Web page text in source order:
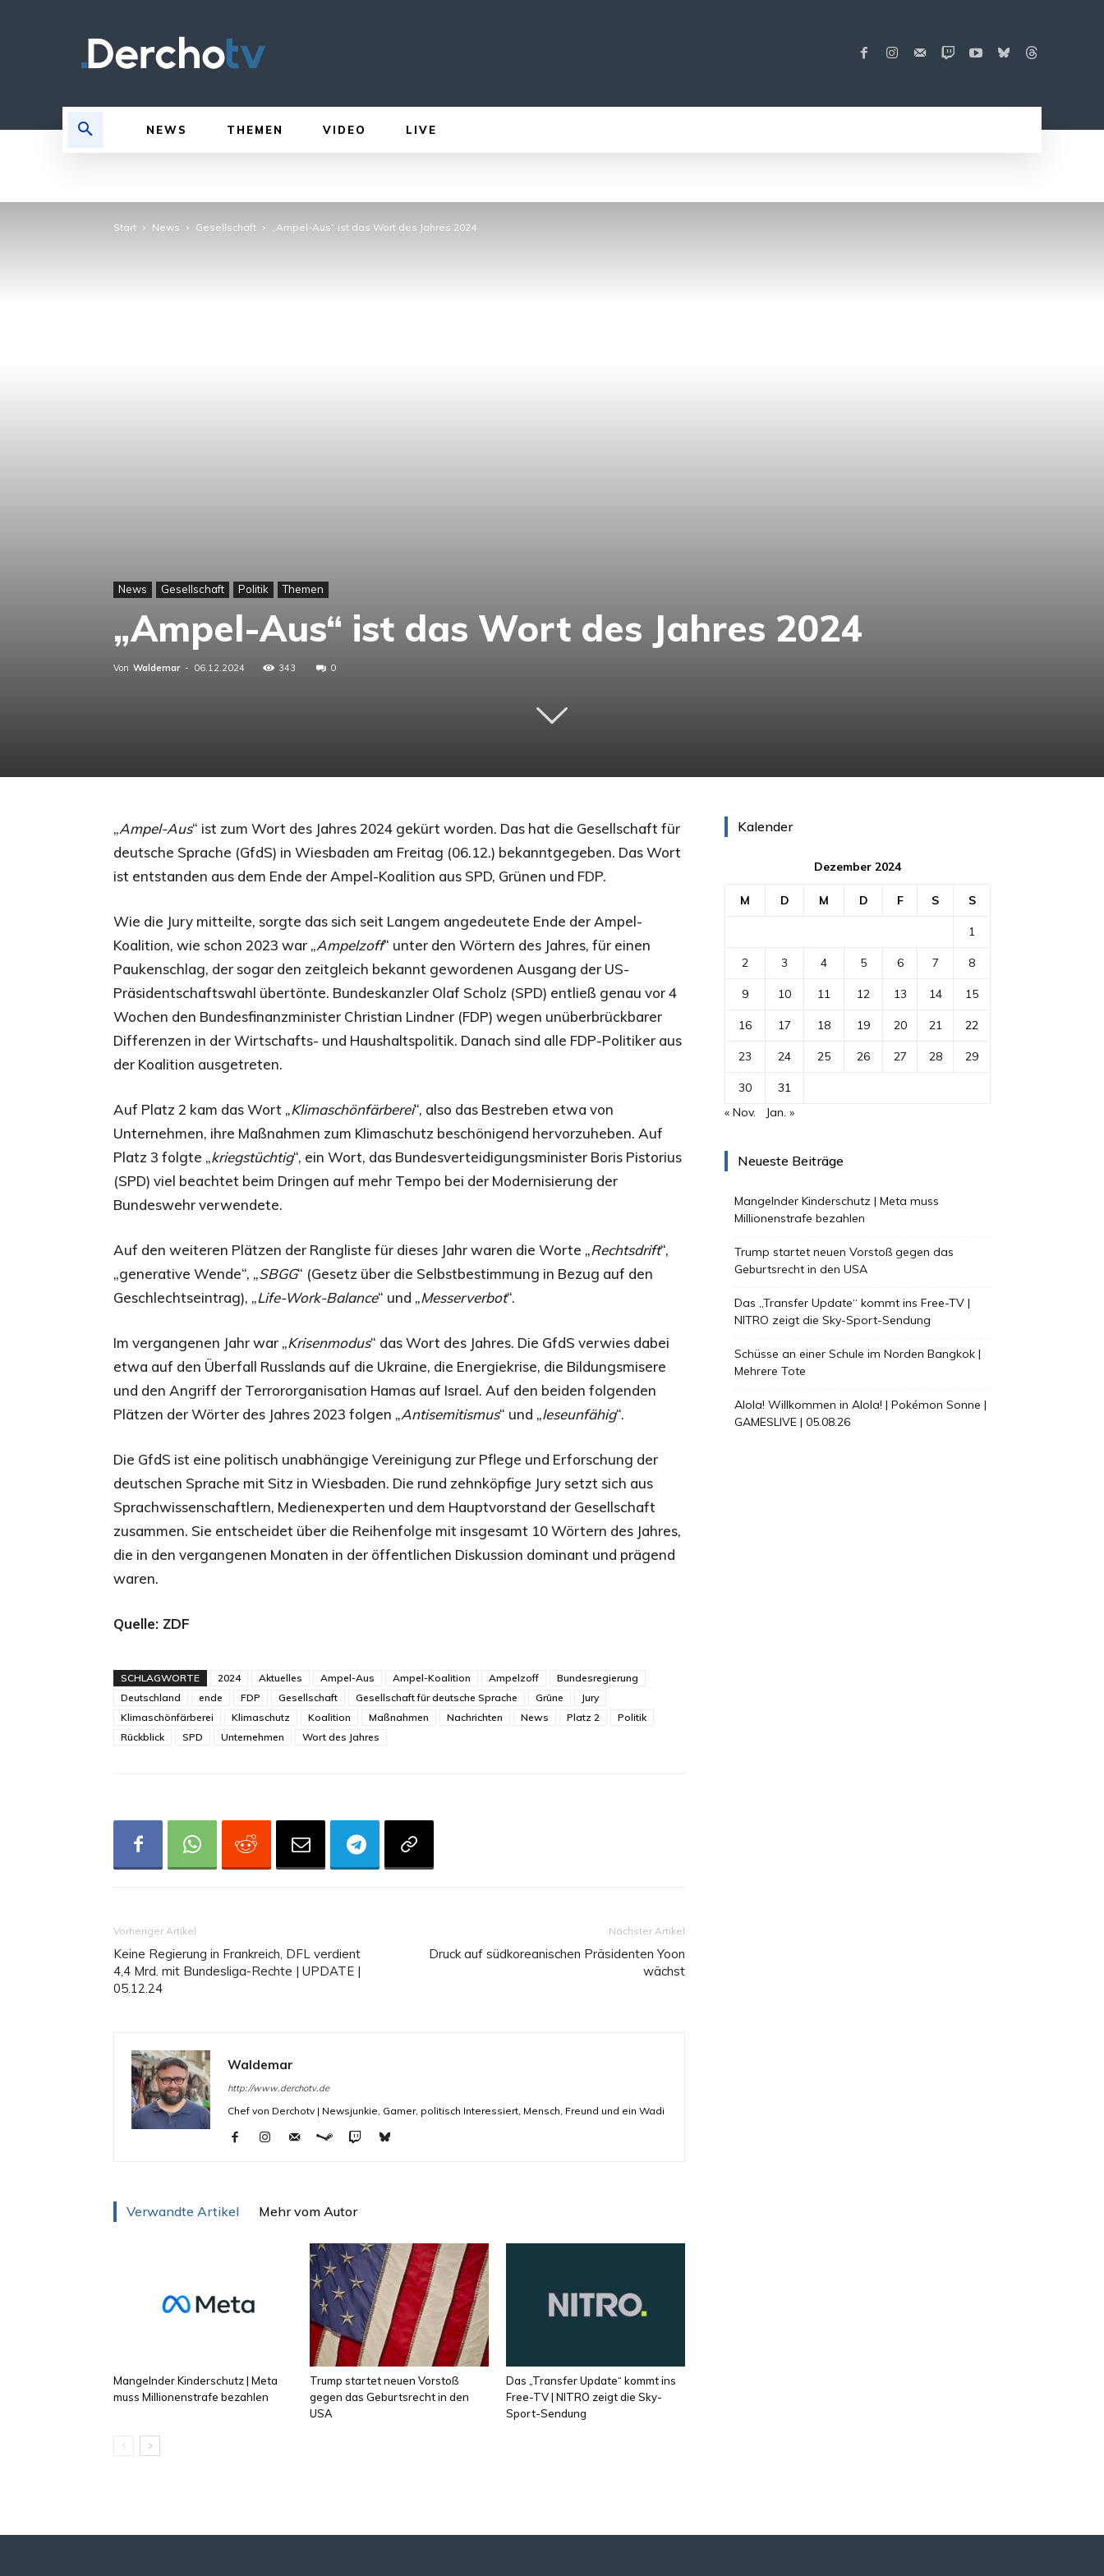
NEWS THEMEN VIDEO LIVE
Start News Gesellschaft „Ampel-Aus“ ist das Wort des Jahres 2024
News Gesellschaft Politik Themen
„Ampel-Aus“ ist das Wort des Jahres 2024
Von Waldemar - 06.12.2024 343 0
„Ampel-Aus“ ist zum Wort des Jahres 2024 gekürt worden. Das hat die Gesellschaft für
deutsche Sprache (GfdS) in Wiesbaden am Freitag (06.12.) bekanntgegeben. Das Wort
ist entstanden aus dem Ende der Ampel-Koalition aus SPD, Grünen und FDP.
Wie die Jury mitteilte, sorgte das sich seit Langem angedeutete Ende der Ampel-
Koalition, wie schon 2023 war „Ampelzoff“ unter den Wörtern des Jahres, für einen
Paukenschlag, der sogar den zeitgleich bekannt gewordenen Ausgang der US-
Präsidentschaftswahl übertönte. Bundeskanzler Olaf Scholz (SPD) entließ genau vor 4
Wochen den Bundesfinanzminister Christian Lindner (FDP) wegen unüberbrückbarer
Differenzen in der Wirtschafts- und Haushaltspolitik. Danach sind alle FDP-Politiker aus
der Koalition ausgetreten.
Auf Platz 2 kam das Wort „Klimaschönfärberei“, also das Bestreben etwa von
Unternehmen, ihre Maßnahmen zum Klimaschutz beschönigend hervorzuheben. Auf
Platz 3 folgte „kriegstüchtig“, ein Wort, das Bundesverteidigungsminister Boris Pistorius
(SPD) viel beachtet beim Dringen auf mehr Tempo bei der Modernisierung der
Bundeswehr verwendete.
Auf den weiteren Plätzen der Rangliste für dieses Jahr waren die Worte „Rechtsdrift“,
„generative Wende“, „SBGG“ (Gesetz über die Selbstbestimmung in Bezug auf den
Geschlechtseintrag), „Life-Work-Balance“ und „Messerverbot“.
Im vergangenen Jahr war „Krisenmodus“ das Wort des Jahres. Die GfdS verwies dabei
etwa auf den Überfall Russlands auf die Ukraine, die Energiekrise, die Bildungsmisere
und den Angriff der Terrororganisation Hamas auf Israel. Auf den beiden folgenden
Plätzen der Wörter des Jahres 2023 folgen „Antisemitismus“ und „leseunfähig“.
Die GfdS ist eine politisch unabhängige Vereinigung zur Pflege und Erforschung der
deutschen Sprache mit Sitz in Wiesbaden. Die rund zehnköpfige Jury setzt sich aus
Sprachwissenschaftlern, Medienexperten und dem Hauptvorstand der Gesellschaft
zusammen. Sie entscheidet über die Reihenfolge mit insgesamt 10 Wörtern des Jahres,
die in den vergangenen Monaten in der öffentlichen Diskussion dominant und prägend
waren.
Quelle: ZDF
SCHLAGWORTE 2024 Aktuelles Ampel-Aus Ampel-Koalition Ampelzoff
Bundesregierung
Deutschland
ende FDP Gesellschaft Gesellschaft für deutsche Sprache Grüne
Jury
Klimaschönfärberei
Klimaschutz Koalition Maßnahmen Nachrichten News Platz 2
Politik
Rückblick
SPD Unternehmen Wort des Jahres
Vorheriger Artikel
Keine Regierung in Frankreich, DFL verdient
4,4 Mrd. mit Bundesliga-Rechte | UPDATE |
05.12.24
Nächster Artikel
Druck auf südkoreanischen Präsidenten Yoon
wächst
Waldemar
http://www.derchotv.de
Chef von Derchotv | Newsjunkie, Gamer, politisch Interessiert, Mensch, Freund und ein Wadi
Verwandte Artikel Mehr vom Autor
Mangelnder Kinderschutz | Meta
muss Millionenstrafe bezahlen
Trump startet neuen Vorstoß
gegen das Geburtsrecht in den
USA
Das „Transfer Update“ kommt ins
Free-TV | NITRO zeigt die Sky-
Sport-Sendung
Kalender
Dezember 2024
M D M D F S S
1
2 3 4 5 6 7 8
9 10 11 12 13 14 15
16 17 18 19 20 21 22
23 24 25 26 27 28 29
30
31
« Nov.
Jan. »
Neueste Beiträge
Mangelnder Kinderschutz | Meta muss
Millionenstrafe bezahlen
Trump startet neuen Vorstoß gegen das
Geburtsrecht in den USA
Das „Transfer Update“ kommt ins Free-TV |
NITRO zeigt die Sky-Sport-Sendung
Schüsse an einer Schule im Norden Bangkok |
Mehrere Tote
Alola! Willkommen in Alola! | Pokémon Sonne |
GAMESLIVE | 05.08.26